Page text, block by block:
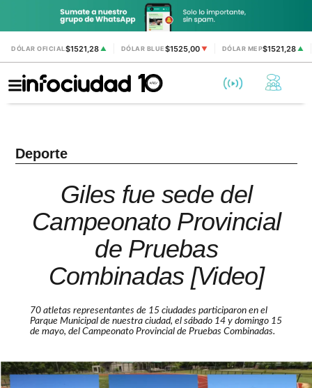
DÓLAR OFICIAL$1521,28 ▲ DÓLAR BLUE$1525,00 ▼ DÓLAR MEP$1521,28▲
Deporte
Giles fue sede del
Campeonato Provincial
de Pruebas
Combinadas [Video]
70 atletas representantes de 15 ciudades participaron en el
Parque Municipal de nuestra ciudad, el sábado 14 y domingo 15
de mayo, del Campeonato Provincial de Pruebas Combinadas.